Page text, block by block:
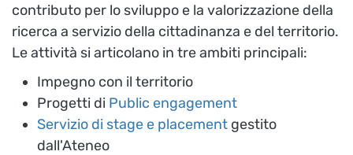
contributo per lo sviluppo e la valorizzazione della
ricerca a servizio della cittadinanza e del territorio.
Le attività si articolano in tre ambiti principali:
Impegno con il territorio
Progetti di Public engagement
Servizio di stage e placement gestito
dall'Ateneo